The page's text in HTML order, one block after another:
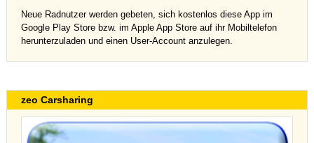
Neue Radnutzer werden gebeten, sich kostenlos diese App im
Google Play Store bzw. im Apple App Store auf ihr Mobiltelefon
herunterzuladen und einen User-Account anzulegen.
zeo Carsharing